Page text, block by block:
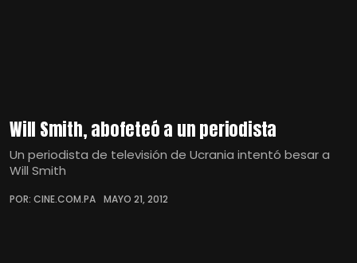
Will Smith, abofeteó a un periodista
Un periodista de televisión de Ucrania intentó besar a
Will Smith
POR: CINE.COM.PA MAYO 21, 2012